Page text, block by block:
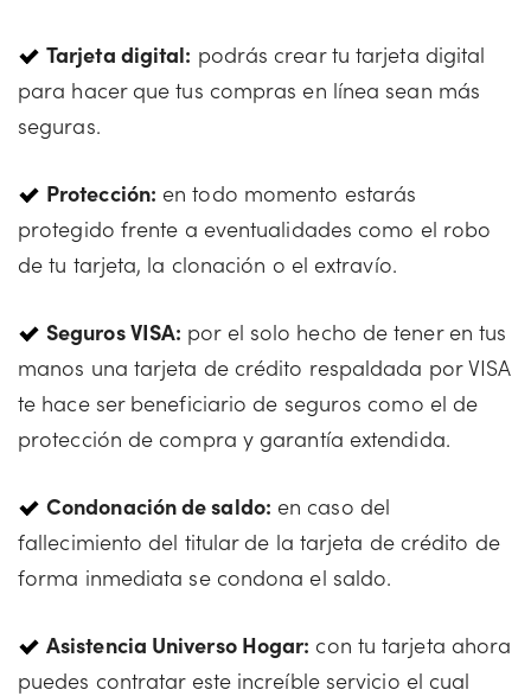
Tarjeta digital: podrás crear tu tarjeta digital
para hacer que tus compras en línea sean más
seguras.
Protección: en todo momento estarás
protegido frente a eventualidades como el robo
de tu tarjeta, la clonación o el extravío.
Seguros VISA: por el solo hecho de tener en tus
manos una tarjeta de crédito respaldada por VISA
te hace ser beneficiario de seguros como el de
protección de compra y garantía extendida.
Condonación de saldo: en caso del
fallecimiento del titular de la tarjeta de crédito de
forma inmediata se condona el saldo.
Asistencia Universo Hogar: con tu tarjeta ahora
puedes contratar este increíble servicio el cual